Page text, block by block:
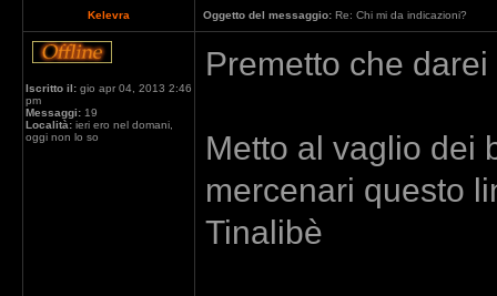
Kelevra Oggetto del messaggio: Re: Chi mi da indicazioni?
Iscritto il: gio apr 04, 2013 2:46
pm
Messaggi: 19
Località: ieri ero nel domani,
oggi non lo so
Premetto che
Metto al vaglio dei
mercenari questo
Tinalibè